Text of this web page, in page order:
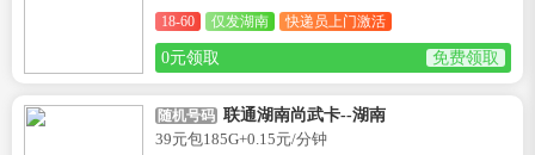
18-60 仅发湖南 快递员上门激活
0元领取 免费领取
随机号码 联通湖南尚武卡--湖南
39元包185G+0.15元/分钟